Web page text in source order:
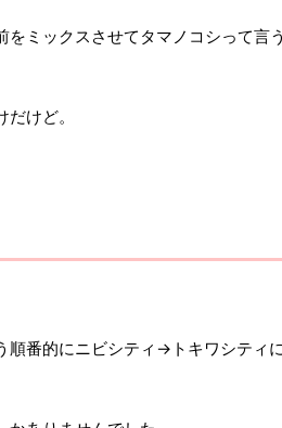
ミックスさせてタマノコシって言
けど。
順番的にニビシティ→トキワシティ